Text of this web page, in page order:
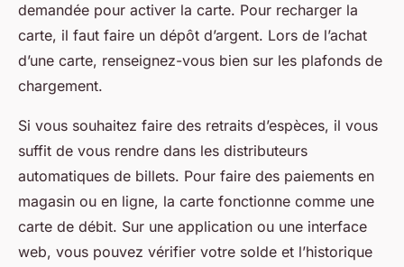
demandée pour activer la carte. Pour recharger la
carte, il faut faire un dépôt d’argent. Lors de l’achat
d’une carte, renseignez-vous bien sur les plafonds de
chargement.
Si vous souhaitez faire des retraits d’espèces, il vous
suffit de vous rendre dans les distributeurs
automatiques de billets. Pour faire des paiements en
magasin ou en ligne, la carte fonctionne comme une
carte de débit. Sur une application ou une interface
web, vous pouvez vérifier votre solde et l’historique